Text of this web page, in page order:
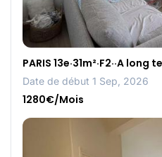
PARIS 13e·31m²·F2··A
Date de début 1 Sep, 2026
1280€/Mois